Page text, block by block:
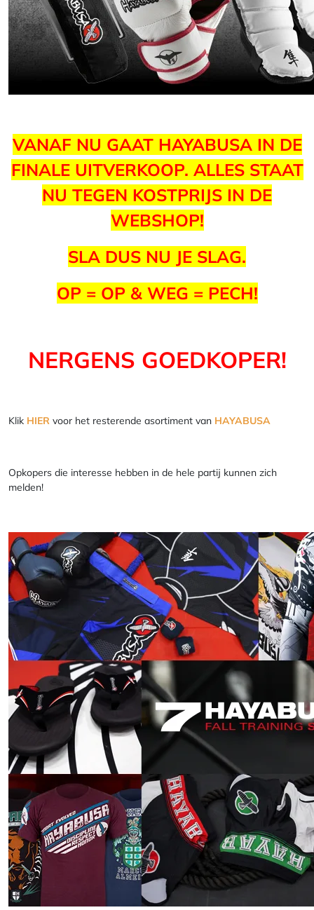
VANAF NU GAAT HAYABUSA IN DE
FINALE UITVERKOOP. ALLES STAAT
NU TEGEN KOSTPRIJS IN DE
WEBSHOP!
SLA DUS NU JE SLAG.
OP = OP & WEG = PECH!
NERGENS GOEDKOPER!
Klik HIER voor het resterende asortiment van HAYABUSA
Opkopers die interesse hebben in de hele partij kunnen zich
melden!